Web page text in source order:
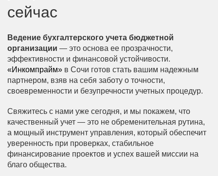
сейчас
Ведение бухгалтерского учета бюджетной
организации — это основа ее прозрачности,
эффективности и финансовой устойчивости.
«Инкомпрайм» в Сочи готов стать вашим надежным
партнером, взяв на себя заботу о точности,
своевременности и безупречности учетных процедур.
Свяжитесь с нами уже сегодня, и мы покажем, что
качественный учет — это не обременительная рутина,
а мощный инструмент управления, который обеспечит
уверенность при проверках, стабильное
финансирование проектов и успех вашей миссии на
благо общества.